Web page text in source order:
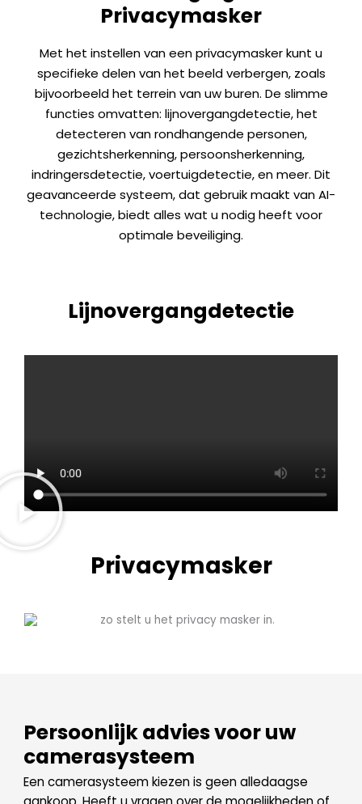
Privacymasker
Met het instellen van een privacymasker kunt u
specifieke delen van het beeld verbergen, zoals
bijvoorbeeld het terrein van uw buren. De slimme
functies omvatten: lijnovergangdetectie, het
detecteren van rondhangende personen,
gezichtsherkenning, persoonsherkenning,
indringersdetectie, voertuigdetectie, en meer. Dit
geavanceerde systeem, dat gebruik maakt van AI-
technologie, biedt alles wat u nodig heeft voor
optimale beveiliging.
Lijnovergangdetectie
Privacymasker
Persoonlijk advies voor uw
camerasysteem
Een camerasysteem kiezen is geen alledaagse